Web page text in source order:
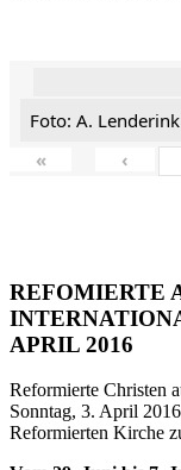
Foto: A. Lenderink
«
‹
REFOMIERTE
APRIL 2016
Reformierte Christen
Sonntag, 3. April
Reformierten Kirche